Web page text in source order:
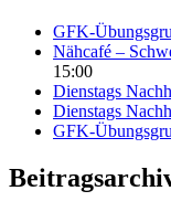
GFK-
Nähcafé –
15:00
Dienstags
Dienstags
GFK-